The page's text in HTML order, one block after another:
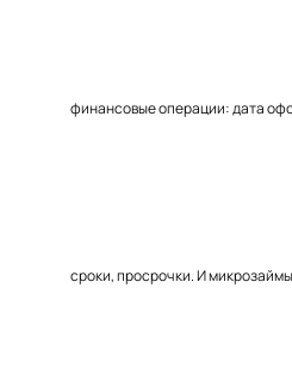
финансовые операции: дата
сроки, просрочки. И